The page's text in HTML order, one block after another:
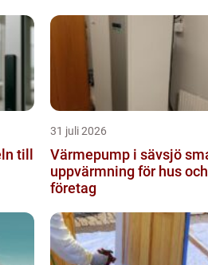
31 juli 2026
Värmepump i sävsjö smart
uppvärmning för hus och
företag